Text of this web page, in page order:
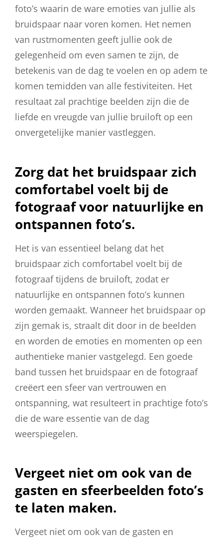
foto’s waarin de ware emoties van jullie als
bruidspaar naar voren komen. Het nemen
van rustmomenten geeft jullie ook de
gelegenheid om even samen te zijn, de
betekenis van de dag te voelen en op adem te
komen temidden van alle festiviteiten. Het
resultaat zal prachtige beelden zijn die de
liefde en vreugde van jullie bruiloft op een
onvergetelijke manier vastleggen.
Zorg dat het bruidspaar zich
comfortabel voelt bij de
fotograaf voor natuurlijke en
ontspannen foto’s.
Het is van essentieel belang dat het
bruidspaar zich comfortabel voelt bij de
fotograaf tijdens de bruiloft, zodat er
natuurlijke en ontspannen foto’s kunnen
worden gemaakt. Wanneer het bruidspaar op
zijn gemak is, straalt dit door in de beelden
en worden de emoties en momenten op een
authentieke manier vastgelegd. Een goede
band tussen het bruidspaar en de fotograaf
creëert een sfeer van vertrouwen en
ontspanning, wat resulteert in prachtige foto’s
die de ware essentie van de dag
weerspiegelen.
Vergeet niet om ook van de
gasten en sfeerbeelden foto’s
te laten maken.
Vergeet niet om ook van de gasten en